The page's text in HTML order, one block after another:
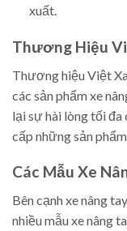
xuất.
Thương Hiệu
Thương hiệu Việt
các sản phẩm xe
lại sự hài lòng tối đa
cấp những sản
Các Mẫu Xe
Bên cạnh xe nâng
nhiều mẫu xe nâng